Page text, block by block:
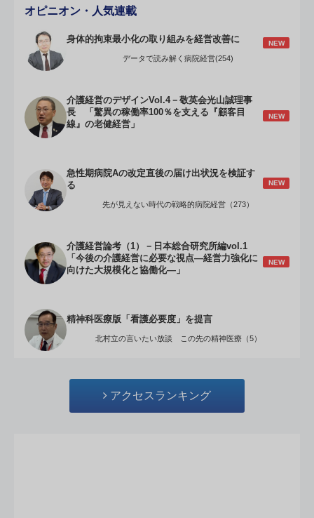
オピニオン・人気連載
身体的拘束最小化の取り組みを経営改善に NEW
データで読み解く病院経営(254)
介護経営のデザインVol.4－敬英会光山誠理事
長 「驚異の稼働率100％を支える『顧客目
線』の老健経営」
NEW
急性期病院Aの改定直後の届け出状況を検証す
る
NEW
先が見えない時代の戦略的病院経営（273）
介護経営論考（1）－日本総合研究所編vol.1
「今後の介護経営に必要な視点―経営力強化に
向けた大規模化と協働化―」
NEW
精神科医療版「看護必要度」を提言
北村立の言いたい放談 この先の精神医療（5）
アクセスランキング